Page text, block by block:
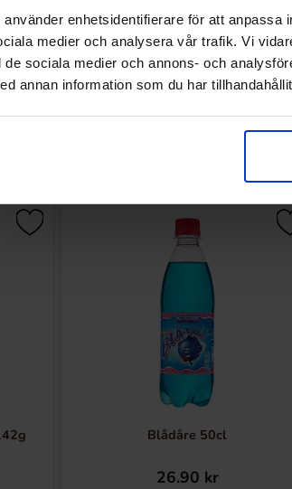
använder enhetsidentifierare för att anpassa
medier och analysera vår trafik. Vi
de sociala medier och annons- och
annan information som du har
Blådåre 50cl
26.90 kr